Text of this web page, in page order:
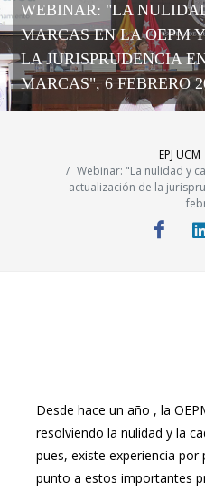
WEBINAR: "LA
MARCAS EN LA OEPM
LA JURISPRUDENCIA
MARCAS", 6 FEBRERO
EPJ UCM
Webinar: "La nulidad y
actualización de la
Desde hace un año , la
resolviendo la nulidad y la
pues, existe experiencia
punto a estos importantes